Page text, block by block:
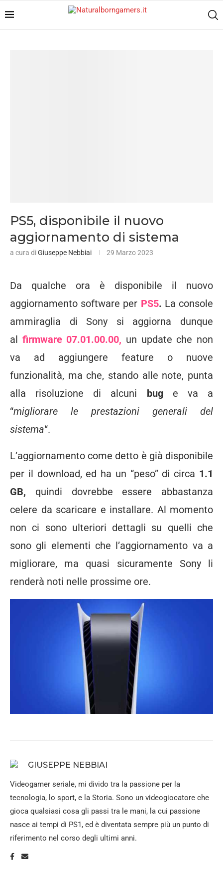
PS5, disponibile il nuovo
aggiornamento di sistema
a cura diGiuseppe Nebbiai 29 Marzo 2023
Da qualche ora è disponibile il nuovo
aggiornamento software per PS5. La console
ammiraglia di Sony si aggiorna dunque
al firmware 07.01.00.00, un update che non
va ad aggiungere feature o nuove
funzionalità, ma che, stando alle note, punta
alla risoluzione di alcuni bug e va a
“migliorare le prestazioni generali del
sistema“.
L’aggiornamento come detto è già disponibile
per il download, ed ha un “peso” di circa 1.1
GB, quindi dovrebbe essere abbastanza
celere da scaricare e installare. Al momento
non ci sono ulteriori dettagli su quelli che
sono gli elementi che l’aggiornamento va a
migliorare, ma quasi sicuramente Sony li
renderà noti nelle prossime ore.
GIUSEPPE NEBBIAI
Videogamer seriale, mi divido tra la passione per la
tecnologia, lo sport, e la Storia. Sono un videogiocatore che
gioca qualsiasi cosa gli passi tra le mani, la cui passione
nasce ai tempi di PS1, ed è diventata sempre più un punto di
riferimento nel corso degli ultimi anni.